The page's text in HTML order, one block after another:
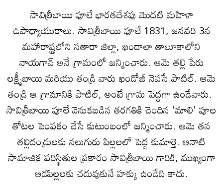
సావిత్రీబాయి ఫూలే భారతదేశపు మొదటి మహిళా
ఉపాధ్యాయురాలు. సావిత్రీబాయి ఫూలే 1831, జనవరి 3న
మహారాష్ట్రలోని సతారా జిల్లా, ఖండాలా తాలూకాలోని
నాయగావ్ అనే గ్రామంలో జన్మించారు. ఆమె తల్లి పేరు
లక్ష్మీబాయి మరియు తండ్రి వారు ఖండోజీ నెవసే పాటిల్. ఆమె
తండ్రి ఆ గ్రామానికి పాటిల్, అంటే గ్రామ పెద్దగా ఉండేవారు. ​
సావిత్రీబాయి ఫూలే వెనుకబడిన తరగతికి చెందిన 'మాలి' పూల
తోటల పెంపకం చేసే కుటుంబంలో జన్మించారు. ఆమె తన
తల్లిదండ్రులకు నలుగురు పిల్లలలో పెద్ద కుమార్తె. ఆనాటి
సామాజిక పరిస్థితుల ప్రకారం సావిత్రీబాయి గారికి, ముఖ్యంగా
ఆడపిల్లలకు చదువుకునే హక్కు ఉండేది కాదు.